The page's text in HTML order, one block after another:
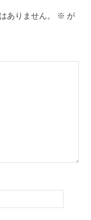
ありません。 ※ が